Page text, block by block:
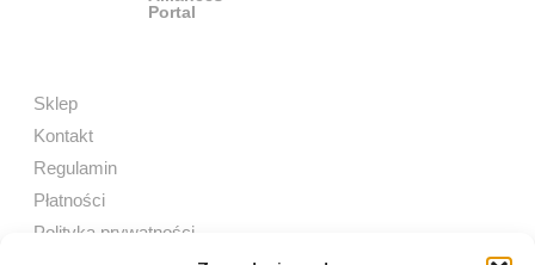
Sklep
Kontakt
Regulamin
Płatności
Polityka prywatności